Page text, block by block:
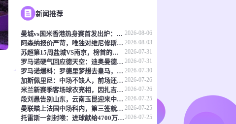
新闻推荐
曼城vs国米香港热身赛首发出炉：福登塞梅尼奥领衔，迪马尔科巴雷拉在列 2026-08-06
阿森纳报价严苛，唯独对维尼修斯破例？皇马签迪奥曼德，明摆着施压 2026-08-03
苏超第15周盐城VS南京，榜首的喘息与八强的执念，谁先破局？ 2026-07-31
罗马诺硬气回应德天空：迪奥曼德去皇马，here we go，别吵了！ 2026-07-31
罗马诺爆料：罗德里梦想去皇马，但老佛爷还没点头 2026-07-30
加斯佩里尼：中场不缺人，前场还要补俩 2026-07-26
米兰新赛季客场球衣亮相，因扎吉再穿白衣，欧冠第七冠二十周年纪念 2026-07-26
段刘愚告别山东，云南玉昆迎来中场新核 2026-07-25
曼联瞄上法国中场科内，第三签就要来了？ 2026-07-25
托雷斯一剑封喉：进球献给4700万西班牙人2026-07-25